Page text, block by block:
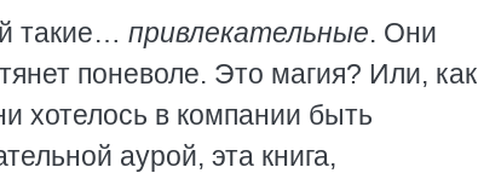
такие… привлекательные. Они
поневоле. Это магия? Или, как
хотелось в компании быть
аурой, эта книга,